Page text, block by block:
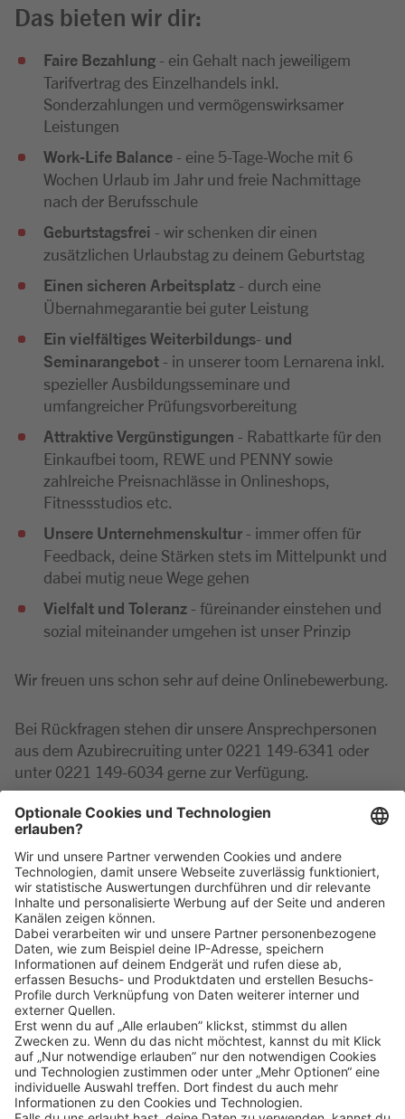
Das bieten wir dir:
Faire Bezahlung - ein Gehalt nach jeweiligem
Tarifvertrag des Einzelhandels inkl.
Sonderzahlungen und vermögenswirksamer
Leistungen
Work-Life Balance - eine 5-Tage-Woche mit 6
Wochen Urlaub im Jahr und freie Nachmittage
nach der Berufsschule
Geburtstagsfrei - wir schenken dir einen
zusätzlichen Urlaubstag zu deinem Geburtstag
Einen sicheren Arbeitsplatz - durch eine
Übernahmegarantie bei guter Leistung
Ein vielfältiges Weiterbildungs- und
Seminarangebot - in unserer toom Lernarena inkl.
spezieller Ausbildungsseminare und
umfangreicher Prüfungsvorbereitung
Attraktive Vergünstigungen - Rabattkarte für den
Einkaufbei toom, REWE und PENNY sowie
zahlreiche Preisnachlässe in Onlineshops,
Fitnessstudios etc.
Unsere Unternehmenskultur - immer offen für
Feedback, deine Stärken stets im Mittelpunkt und
dabei mutig neue Wege gehen
Vielfalt und Toleranz - füreinander einstehen und
sozial miteinander umgehen ist unser Prinzip
Wir freuen uns schon sehr auf deine Onlinebewerbung.
Bei Rückfragen stehen dir unsere Ansprechpersonen
aus dem Azubirecruiting unter 0221 149-6341 oder
unter 0221 149-6034 gerne zur Verfügung.
PS: Übrigens findet die Ausbildung zum toomworker
natürlich im Rahmen unserer Ladenöffnungszeiten
statt.
Klickehier, um alle offenen Jobs zu sehen.
Impressum Datenschutz
Privatsphäre-Einstellungen
FAQ
Veranstaltungen